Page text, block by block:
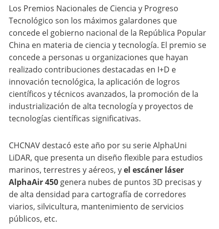
Los Premios Nacionales de Ciencia y Progreso
Tecnológico son los máximos galardones que
concede el gobierno nacional de la República Popular
China en materia de ciencia y tecnología. El premio se
concede a personas u organizaciones que hayan
realizado contribuciones destacadas en I+D e
innovación tecnológica, la aplicación de logros
científicos y técnicos avanzados, la promoción de la
industrialización de alta tecnología y proyectos de
tecnologías científicas significativas.
CHCNAV destacó este año por su serie AlphaUni
LiDAR, que presenta un diseño flexible para estudios
marinos, terrestres y aéreos, yel escáner láser
AlphaAir 450 genera nubes de puntos 3D precisas y
de alta densidad para cartografía de corredores
viarios, silvicultura, mantenimiento de servicios
públicos, etc.